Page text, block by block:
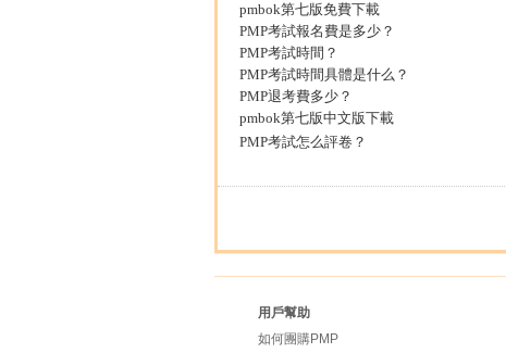
pmbok第七版免費下載
PMP考試報名費是多少？
PMP考試時間？
PMP考試時間具體是什么？
PMP退考費多少？
pmbok第七版中文版下載
PMP考試怎么評卷？
用戶幫助
如何團購PMP